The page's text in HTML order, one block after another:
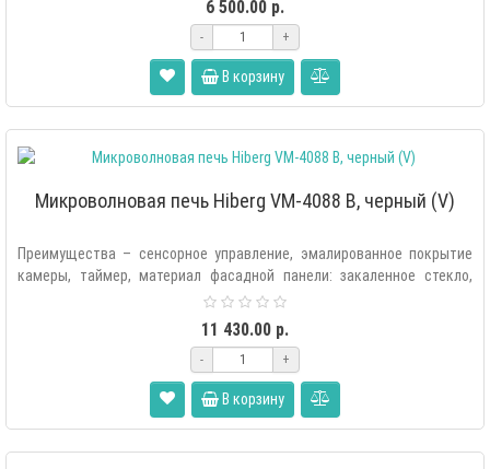
6 500.00 р.
- +
В корзину
Микроволновая печь Hiberg VM-4088 B, черный (V)
Преимущества – сенсорное управление, эмалированное покрытие
камеры, таймер, материал фасадной панели: закаленное стекло,
11 430.00 р.
- +
В корзину